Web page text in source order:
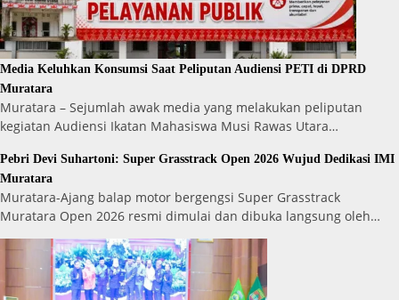
Media Keluhkan Konsumsi Saat Peliputan Audiensi PETI di DPRD
Muratara
Muratara – Sejumlah awak media yang melakukan peliputan
kegiatan Audiensi Ikatan Mahasiswa Musi Rawas Utara…
Pebri Devi Suhartoni: Super Grasstrack Open 2026 Wujud Dedikasi IMI
Muratara
Muratara-Ajang balap motor bergengsi Super Grasstrack
Muratara Open 2026 resmi dimulai dan dibuka langsung oleh…